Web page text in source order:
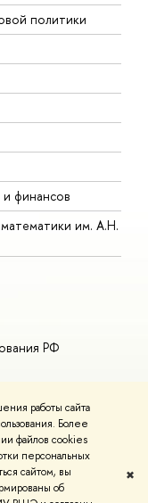
работы сайта
Более
файлов cookies
персональных
сайтом, вы
об
✖
политики
финансов
им. А.Н.
РФ
Условия